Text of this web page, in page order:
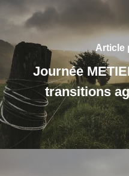
Article
Journée
transitions